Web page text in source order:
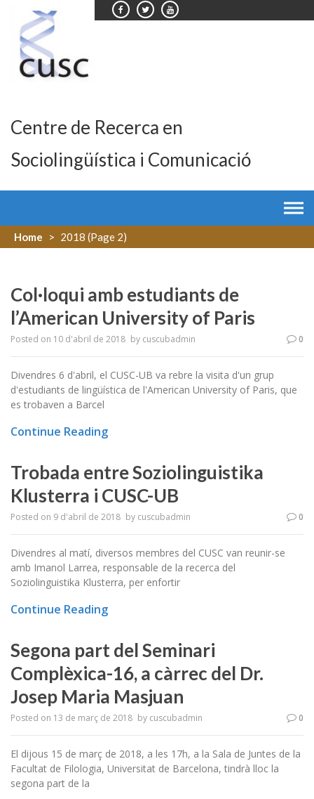
content
Centre de Recerca en
Sociolingüística i Comunicació
Home > 2018 (Page 2)
Col·loqui amb estudiants de
l’American University of Paris
Posted on 10 d'abril de 2018 by cuscubadmin 0
Divendres 6 d'abril, el CUSC-UB va rebre la visita d'un grup
d'estudiants de lingüística de l'American University of Paris, que
es trobaven a Barcel
Continue Reading
Trobada entre Soziolinguistika
Klusterra i CUSC-UB
Posted on 9 d'abril de 2018 by cuscubadmin 0
Divendres al matí, diversos membres del CUSC van reunir-se
amb Imanol Larrea, responsable de la recerca del
Soziolinguistika Klusterra, per enfortir
Continue Reading
Segona part del Seminari
Complèxica-16, a càrrec del Dr.
Josep Maria Masjuan
Posted on 13 de març de 2018 by cuscubadmin 0
El dijous 15 de març de 2018, a les 17h, a la Sala de Juntes de la
Facultat de Filologia, Universitat de Barcelona, tindrà lloc la
segona part de la